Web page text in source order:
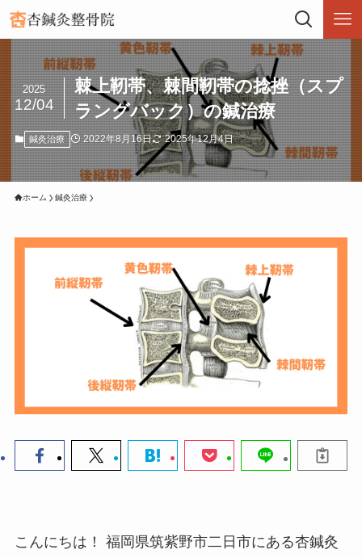
棘上靭帯、棘間靭帯の捻挫（スプ
ラングバック）の鍼治療
2025
12/04
鍼灸治療 2022年8月16日 2025年12月4日
ホーム 鍼灸治療
こんにちは！ 福岡県筑紫野市二日市にある杏鍼灸